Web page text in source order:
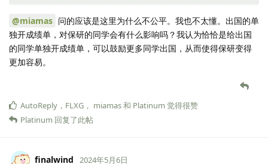
@miamas 问的应该是这里为什么不公平。我也不太懂。出国的单
独开成绩单，对保研的同学会有什么影响吗？我认为恰恰是给出国
的同学单独开成绩单，可以鼓励更多同学出国，从而使得保研变得
更加容易。
AutoReply ， FLXG ， miamas和 Platinum 觉得很赞
Platinum 回复了此帖
finalwind 2024年5月6日